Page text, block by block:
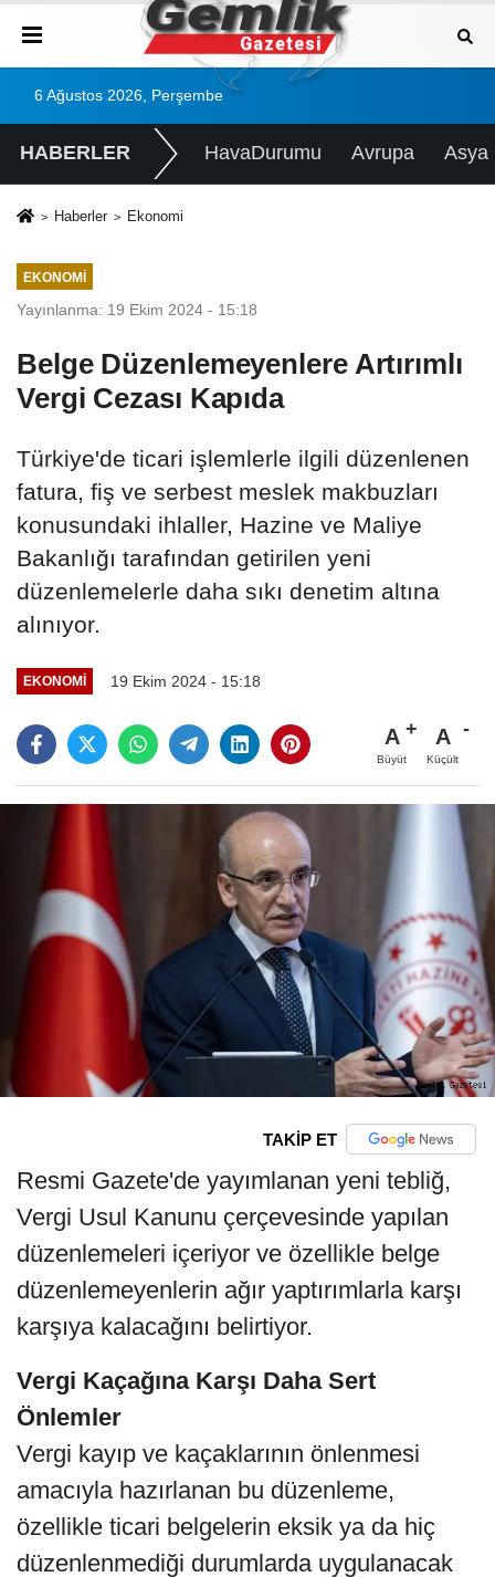
6 Ağustos 2026, Perşembe
HABERLER HavaDurumu Avrupa Asya
Haberler Ekonomi
EKONOMI
Yayınlanma: 19 Ekim 2024 - 15:18
Belge Düzenlemeyenlere Artırımlı
Vergi Cezası Kapıda
Türkiye'de ticari işlemlerle ilgili düzenlenen
fatura, fiş ve serbest meslek makbuzları
konusundaki ihlaller, Hazine ve Maliye
Bakanlığı tarafından getirilen yeni
düzenlemelerle daha sıkı denetim altına
alınıyor.
EKONOMI 19 Ekim 2024 - 15:18
A
Büyüt
A
Küçült
TAKİP ET
Resmi Gazete'de yayımlanan yeni tebliğ,
Vergi Usul Kanunu çerçevesinde yapılan
düzenlemeleri içeriyor ve özellikle belge
düzenlemeyenlerin ağır yaptırımlarla karşı
karşıya kalacağını belirtiyor.
Vergi Kaçağına Karşı Daha Sert
Önlemler
Vergi kayıp ve kaçaklarının önlenmesi
amacıyla hazırlanan bu düzenleme,
özellikle ticari belgelerin eksik ya da hiç
düzenlenmediği durumlarda uygulanacak